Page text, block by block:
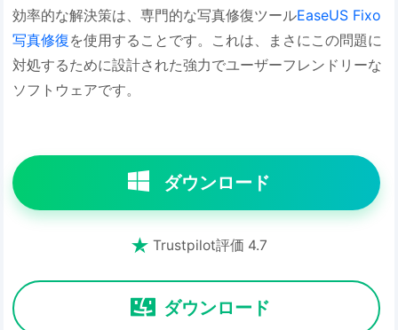
効率的な解決策は、専門的な写真修復ツールEaseUS Fixo
写真修復を使用することです。これは、まさにこの問題に
対処するために設計された強力でユーザーフレンドリーな
ソフトウェアです。
ダウンロード
 Trustpilot評価 4.7
ダウンロード